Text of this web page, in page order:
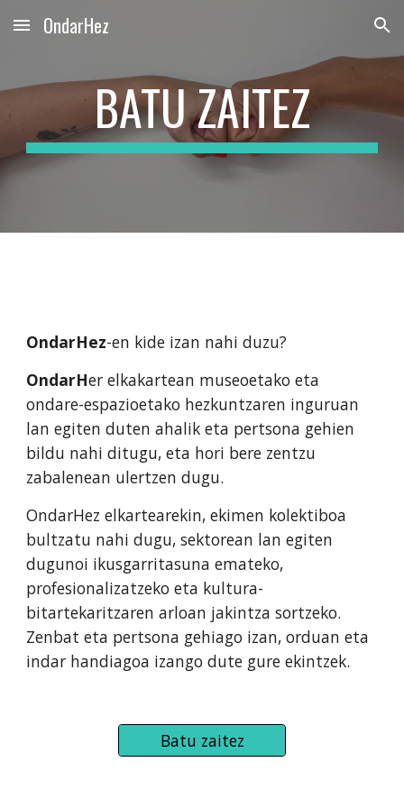
Skip to main content Skip to navigation
OndarHez
BATU ZAITEZ
OndarHez-en kide izan nahi duzu?
OndarHer elkakartean museoetako eta
ondare-espazioetako hezkuntzaren inguruan
lan egiten duten ahalik eta pertsona gehien
bildu nahi ditugu, eta hori bere zentzu
zabalenean ulertzen dugu.
OndarHez elkartearekin, ekimen kolektiboa
bultzatu nahi dugu, sektorean lan egiten
dugunoi ikusgarritasuna emateko,
profesionalizatzeko eta kultura-
bitartekaritzaren arloan jakintza sortzeko.
Zenbat eta pertsona gehiago izan, orduan eta
indar handiagoa izango dute gure ekintzek.
Batu zaitez